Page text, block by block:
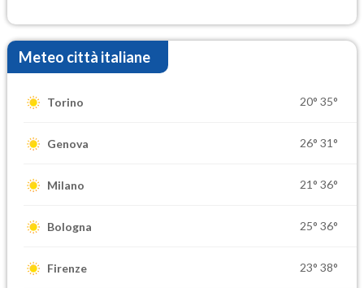
Meteo città italiane
Torino 20° 35°
Genova 26° 31°
Milano 21° 36°
Bologna 25° 36°
Firenze 23° 38°